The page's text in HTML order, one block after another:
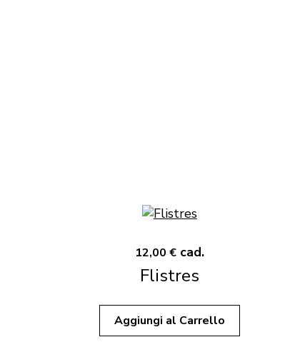
12,00 € cad.
Flistres
Aggiungi al Carrello